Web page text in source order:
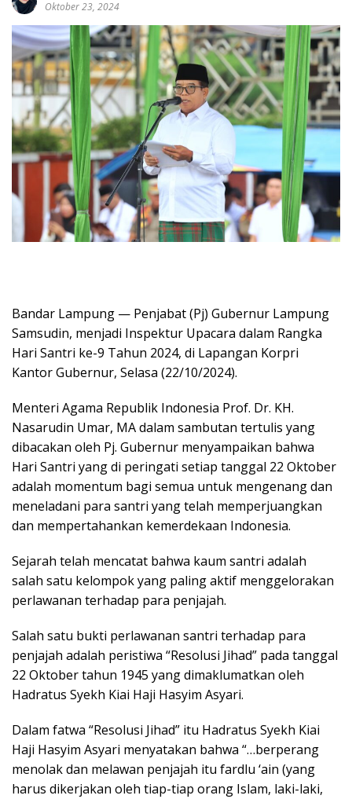
Oktober 23, 2024
Bandar Lampung — Penjabat (Pj) Gubernur Lampung
Samsudin, menjadi Inspektur Upacara dalam Rangka
Hari Santri ke-9 Tahun 2024, di Lapangan Korpri
Kantor Gubernur, Selasa (22/10/2024).
Menteri Agama Republik Indonesia Prof. Dr. KH.
Nasarudin Umar, MA dalam sambutan tertulis yang
dibacakan oleh Pj. Gubernur menyampaikan bahwa
Hari Santri yang di peringati setiap tanggal 22 Oktober
adalah momentum bagi semua untuk mengenang dan
meneladani para santri yang telah memperjuangkan
dan mempertahankan kemerdekaan Indonesia.
Sejarah telah mencatat bahwa kaum santri adalah
salah satu kelompok yang paling aktif menggelorakan
perlawanan terhadap para penjajah.
Salah satu bukti perlawanan santri terhadap para
penjajah adalah peristiwa “Resolusi Jihad” pada tanggal
22 Oktober tahun 1945 yang dimaklumatkan oleh
Hadratus Syekh Kiai Haji Hasyim Asyari.
Dalam fatwa “Resolusi Jihad” itu Hadratus Syekh Kiai
Haji Hasyim Asyari menyatakan bahwa “…berperang
menolak dan melawan penjajah itu fardlu ‘ain (yang
harus dikerjakan oleh tiap-tiap orang Islam, laki-laki,